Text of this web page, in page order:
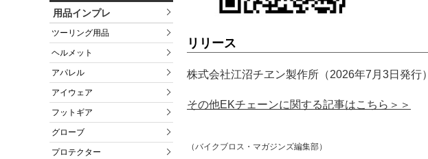
用品インプレ
ツーリング用品
ヘルメット
アパレル
アイウェア
フットギア
グローブ
プロテクター
リリース
株式会社江沼チヱン製作所（2026年7月3日発行）
その他EKチェーンに関する記事はこちら＞＞
（バイクブロス・マガジンズ編集部）